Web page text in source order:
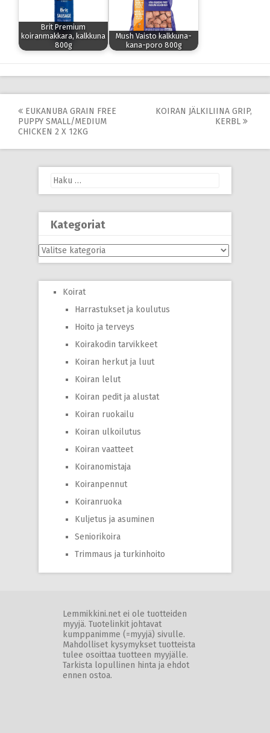
Brit Premium
koiranmakkara, kalkkuna
800g
Mush Vaisto kalkkuna-
kana-poro 800g
Post
navigation
EUKANUBA GRAIN FREE
PUPPY SMALL/MEDIUM
CHICKEN 2 X 12KG
KOIRAN JÄLKILIINA GRIP,
KERBL
Haku:
Kategoriat
Kategoriat
Koirat
Harrastukset ja koulutus
Hoito ja terveys
Koirakodin tarvikkeet
Koiran herkut ja luut
Koiran lelut
Koiran pedit ja alustat
Koiran ruokailu
Koiran ulkoilutus
Koiran vaatteet
Koiranomistaja
Koiranpennut
Koiranruoka
Kuljetus ja asuminen
Seniorikoira
Trimmaus ja turkinhoito
Lemmikkini.net ei ole tuotteiden
myyjä. Tuotelinkit johtavat
kumppanimme (=myyjä) sivulle.
Mahdolliset kysymykset tuotteista
tulee osoittaa tuotteen myyjälle.
Tarkista lopullinen hinta ja ehdot
ennen ostoa.